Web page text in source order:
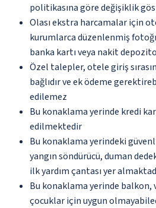
politikasına göre değişiklik
Olası ekstra harcamalar için
kurumlarca düzenlenmiş
banka kartı veya nakit
Özel talepler, otele giriş
bağlıdır ve ek ödeme
edilemez
Bu konaklama yerinde kredi
edilmektedir
Bu konaklama yerindeki
yangın söndürücü, duman
ilk yardım çantası yer
Bu konaklama yerinde balkon,
çocuklar için uygun